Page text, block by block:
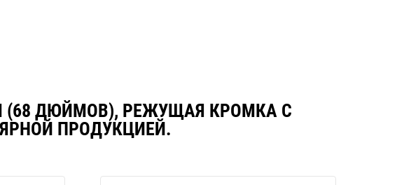
(68 ДЮЙМОВ), РЕЖУЩАЯ КРОМКА С
ПРОДУКЦИЕЙ.